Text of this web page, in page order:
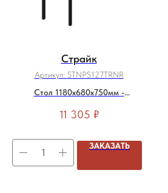
Страйк
Артикул: STNPS127TRNR
Стол 1180х680х750мм -
11 305 ₽
ЗАКАЗАТЬ